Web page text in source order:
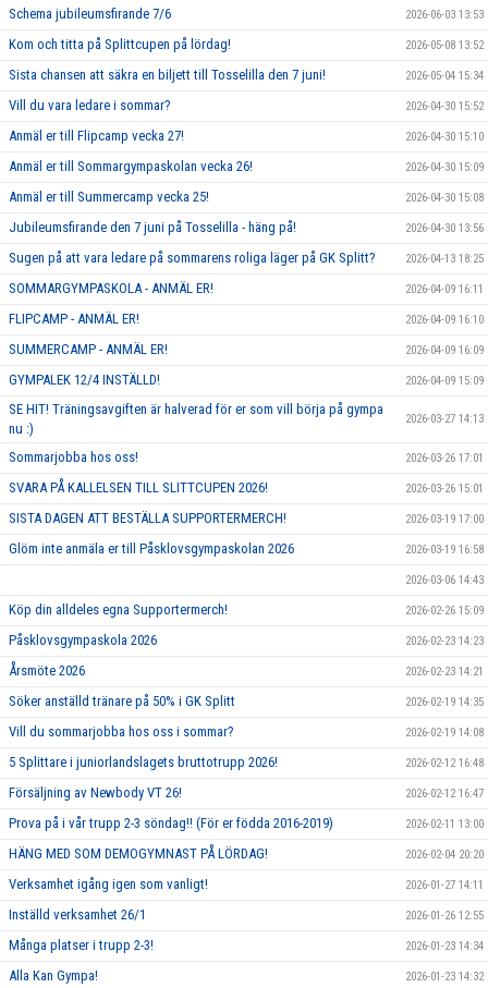
Schema jubileumsfirande 7/6 2026-06-03 13:53
Kom och titta på Splittcupen på lördag! 2026-05-08 13:52
Sista chansen att säkra en biljett till Tosselilla den 7 juni! 2026-05-04 15:34
Vill du vara ledare i sommar? 2026-04-30 15:52
Anmäl er till Flipcamp vecka 27! 2026-04-30 15:10
Anmäl er till Sommargympaskolan vecka 26! 2026-04-30 15:09
Anmäl er till Summercamp vecka 25! 2026-04-30 15:08
Jubileumsfirande den 7 juni på Tosselilla - häng på! 2026-04-30 13:56
Sugen på att vara ledare på sommarens roliga läger på GK Splitt? 2026-04-13 18:25
SOMMARGYMPASKOLA - ANMÄL ER! 2026-04-09 16:11
FLIPCAMP - ANMÄL ER! 2026-04-09 16:10
SUMMERCAMP - ANMÄL ER! 2026-04-09 16:09
GYMPALEK 12/4 INSTÄLLD! 2026-04-09 15:09
SE HIT! Träningsavgiften är halverad för er som vill börja på gympa
nu :)
2026-03-27 14:13
Sommarjobba hos oss! 2026-03-26 17:01
SVARA PÅ KALLELSEN TILL SLITTCUPEN 2026! 2026-03-26 15:01
SISTA DAGEN ATT BESTÄLLA SUPPORTERMERCH! 2026-03-19 17:00
Glöm inte anmäla er till Påsklovsgympaskolan 2026 2026-03-19 16:58
2026-03-06 14:43
Köp din alldeles egna Supportermerch! 2026-02-26 15:09
Påsklovsgympaskola 2026 2026-02-23 14:23
Årsmöte 2026 2026-02-23 14:21
Söker anställd tränare på 50% i GK Splitt 2026-02-19 14:35
Vill du sommarjobba hos oss i sommar? 2026-02-19 14:08
5 Splittare i juniorlandslagets bruttotrupp 2026! 2026-02-12 16:48
Försäljning av Newbody VT 26! 2026-02-12 16:47
Prova på i vår trupp 2-3 söndag!! (För er födda 2016-2019) 2026-02-11 13:00
HÄNG MED SOM DEMOGYMNAST PÅ LÖRDAG! 2026-02-04 20:20
Verksamhet igång igen som vanligt! 2026-01-27 14:11
Inställd verksamhet 26/1 2026-01-26 12:55
Många platser i trupp 2-3! 2026-01-23 14:34
Alla Kan Gympa! 2026-01-23 14:32